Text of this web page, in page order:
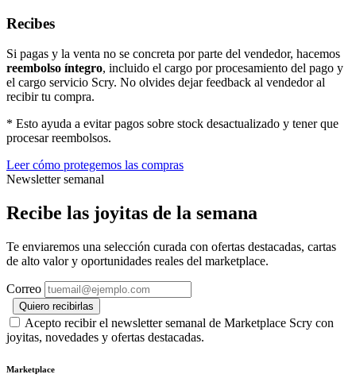
Recibes
Si pagas y la venta no se concreta por parte del vendedor, hacemos
reembolso íntegro, incluido el cargo por procesamiento del pago y
el cargo servicio Scry. No olvides dejar feedback al vendedor al
recibir tu compra.
* Esto ayuda a evitar pagos sobre stock desactualizado y tener que
procesar reembolsos.
Leer cómo protegemos las compras
Newsletter semanal
Recibe las joyitas de la semana
Te enviaremos una selección curada con ofertas destacadas, cartas
de alto valor y oportunidades reales del marketplace.
Correo
Quiero recibirlas
Acepto recibir el newsletter semanal de Marketplace Scry con
joyitas, novedades y ofertas destacadas.
Marketplace